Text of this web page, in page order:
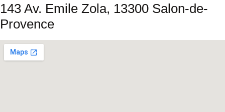
143 Av. Emile Zola, 13300 Salon-de-
Provence